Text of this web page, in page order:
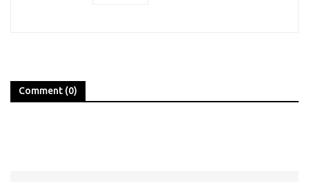
Comment (0)